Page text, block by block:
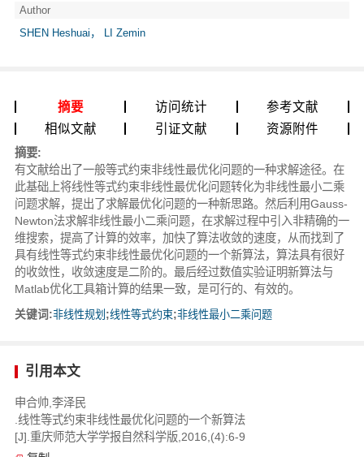
Author
SHEN Heshuai， LI Zemin
摘要 访问统计
参考文献
相似文献
引证文献 资源附件
摘要:
有文献给出了一般等式约束非线性最优化问题的一种求解途径。在
此基础上将线性等式约束非线性最优化问题转化为非线性最小二乘
问题求解，提出了求解最优化问题的一种新思路。然后利用Gauss-
Newton法求解非线性最小二乘问题，在求解过程中引入非精确的一
维搜索，提高了计算的效率，加快了算法收敛的速度，从而找到了
具有线性等式约束非线性最优化问题的一个新算法，算法具有很好
的收敛性，收敛速度是二阶的。最后经过数值实验证明新算法与
Matlab优化工具箱计算的结果一致，是可行的、有效的。
关键词:非线性规划 ;线性等式约束;非线性最小二乘问题
引用本文
申合帅,李泽民
.线性等式约束非线性最优化问题的一个新算法
[J].重庆师范大学学报自然科学版,2016,(4):6-9